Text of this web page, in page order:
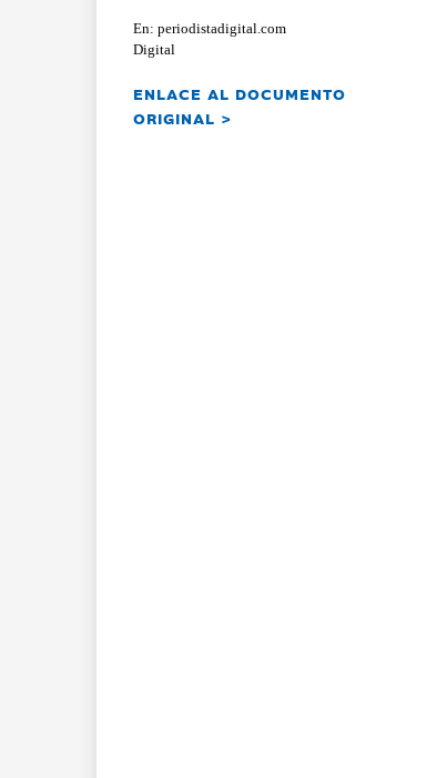
En: periodistadigital.com
Digital
ENLACE AL DOCUMENTO
ORIGINAL >